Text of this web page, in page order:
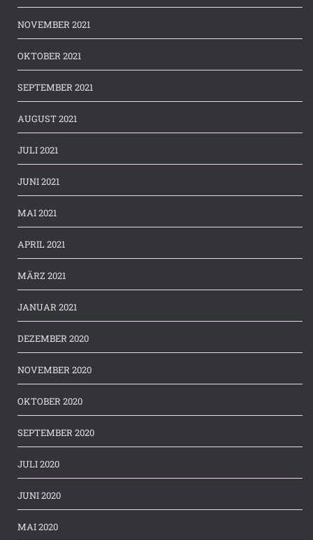
NOVEMBER 2021
OKTOBER 2021
SEPTEMBER 2021
AUGUST 2021
JULI 2021
JUNI 2021
MAI 2021
APRIL 2021
MÄRZ 2021
JANUAR 2021
DEZEMBER 2020
NOVEMBER 2020
OKTOBER 2020
SEPTEMBER 2020
JULI 2020
JUNI 2020
MAI 2020